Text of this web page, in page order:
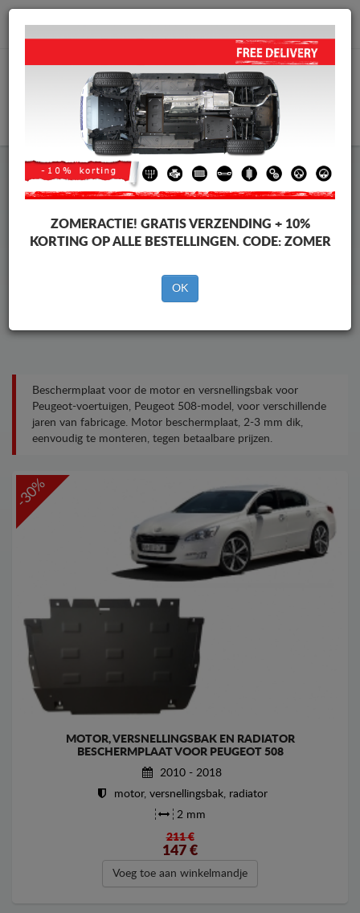
info@motorbeschermplaat.com
WINKELWAGEN
Beschermplaat Onder Auto
Peugeot 508
Beschermplaat voor de motor en versnellingsbak voor
Peugeot-voertuigen, Peugeot 508-model, voor verschillende
jaren van fabricage. Motor beschermplaat, 2-3 mm dik,
eenvoudig te monteren, tegen betaalbare prijzen.
-30%
MOTOR, VERSNELLINGSBAK EN RADIATOR
BESCHERMPLAAT VOOR PEUGEOT 508
2010 - 2018
motor, versnellingsbak, radiator
2 mm
211 €
147 €
Voeg toe aan winkelmandje
ZOMERACTIE! GRATIS VERZENDING + 10%
KORTING OP ALLE BESTELLINGEN. CODE: ZOMER
OK